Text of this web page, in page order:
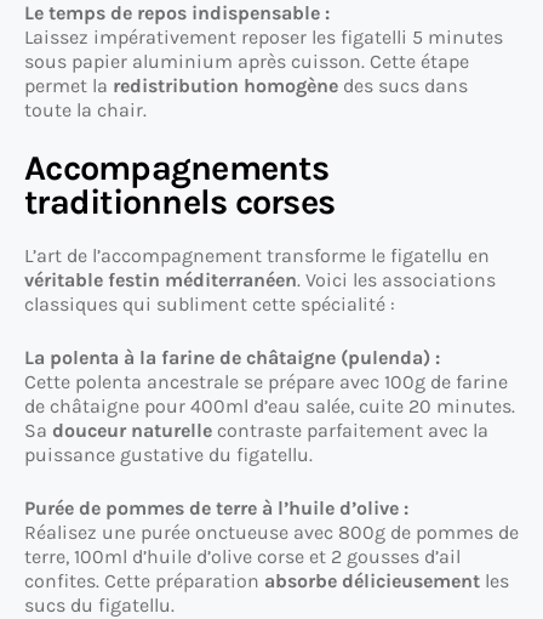
Le temps de repos indispensable :
Laissez impérativement reposer les figatelli 5 minutes
sous papier aluminium après cuisson. Cette étape
permet la redistribution homogène des sucs dans
toute la chair.
Accompagnements
traditionnels corses
L’art de l’accompagnement transforme le figatellu en
véritable festin méditerranéen. Voici les associations
classiques qui subliment cette spécialité :
La polenta à la farine de châtaigne (pulenda) :
Cette polenta ancestrale se prépare avec 100g de farine
de châtaigne pour 400ml d’eau salée, cuite 20 minutes.
Sa douceur naturelle contraste parfaitement avec la
puissance gustative du figatellu.
Purée de pommes de terre à l’huile d’olive :
Réalisez une purée onctueuse avec 800g de pommes de
terre, 100ml d’huile d’olive corse et 2 gousses d’ail
confites. Cette préparation absorbe délicieusement les
sucs du figatellu.